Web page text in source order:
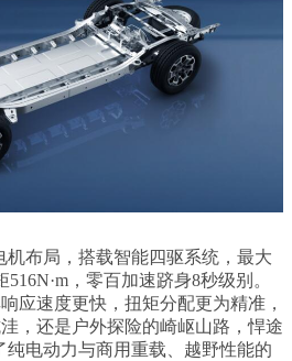
布局，搭载智能四驱系统，最大
，零百加速跻身8秒级别。
应速度更快，扭矩分配更为精准，
，还是户外探险的崎岖山路，悍途
电动力与商用重载、越野性能的